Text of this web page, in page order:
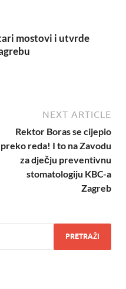
mostovi i utvrde
NEXT ARTICLE
Rektor Boras se cijepio
preko reda! I to na Zavodu
za dječju preventivnu
stomatologiju KBC-a
Zagreb